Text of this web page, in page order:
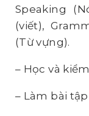
Speaking
(viết),
(Từ vựng).
– Học và
– Làm bài